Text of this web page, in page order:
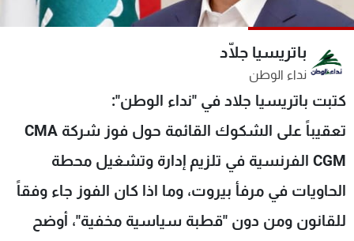
باتريسيا جلّاد
نداء الوطن
كتبت باتريسيا جلاد في "نداء الوطن":
تعقيباً على الشكوك القائمة حول فوز شركة CMA
CGM الفرنسية في تلزيم إدارة وتشغيل محطة
الحاويات في مرفأ بيروت، وما اذا كان الفوز جاء وفقاً
للقانون ومن دون "قطبة سياسية مخفية"، أوضح
جدول البرامج
شاهد البرامج
الترددات
عن MTV
لاعلاناتكم
وظائف
تواصل معنا
شروط الإسـتخدام